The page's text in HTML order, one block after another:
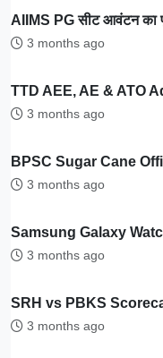
AIIMS PG सीट आवंटन का
3 months ago
TTD AEE, AE & ATO
3 months ago
BPSC Sugar Cane
3 months ago
Samsung Galaxy
3 months ago
SRH vs PBKS
3 months ago